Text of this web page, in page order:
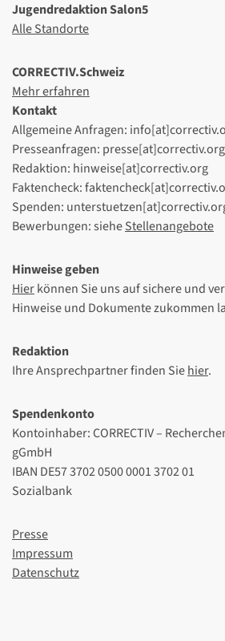
Jugendredaktion Salon5
Alle Standorte
CORRECTIV.Schweiz
Mehr erfahren
Kontakt
Allgemeine Anfragen:
Presseanfragen: presse[at]correctiv.org
Redaktion: hinweise[at]correctiv.org
Faktencheck:
Spenden:
Bewerbungen: sieheStellenangebote
Hinweise geben
Hierkönnen Sie uns auf sichere und
Hinweise und Dokumente zukommen
Redaktion
Ihre Ansprechpartner finden Siehier.
Spendenkonto
Kontoinhaber: CORRECTIV –
gGmbH
IBAN DE57 3702 0500 0001 3702 01
Sozialbank
Presse
Impressum
Datenschutz